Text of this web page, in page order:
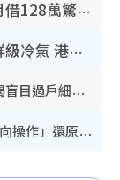
銀行高層戀上水療女技師！兩個月借128萬驚覺「沉船」沉落火海 揭背後疑似邪教操控賣淫
內地客歎港人唔識老！揭港鐵保鮮級冷氣 港人求放過：咪投訴
牙線棒亂用隨時越清越污糟！牙醫驚揭盲目過戶細菌恐致蛀牙：呢種先係日常真保養
WhatsApp預設貼圖點刪？揭1招「反向操作」還原簡潔介面 附3步實測教學